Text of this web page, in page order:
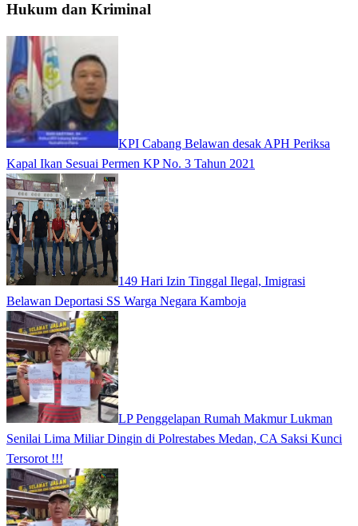
Hukum dan Kriminal
KPI Cabang Belawan desak APH Periksa
Kapal Ikan Sesuai Permen KP No. 3 Tahun 2021
149 Hari Izin Tinggal Ilegal, Imigrasi
Belawan Deportasi SS Warga Negara Kamboja
LP Penggelapan Rumah Makmur Lukman
Senilai Lima Miliar Dingin di Polrestabes Medan, CA Saksi Kunci
Tersorot !!!